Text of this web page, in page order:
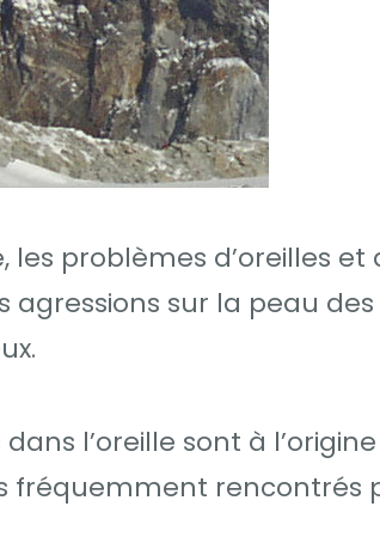
problèmes d’oreilles
agressions sur la peau
l’oreille sont à
fréquemment rencontrés